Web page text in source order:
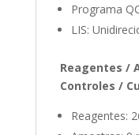
Programa
LIS:
Reagentes /
Controles /
Reagentes: